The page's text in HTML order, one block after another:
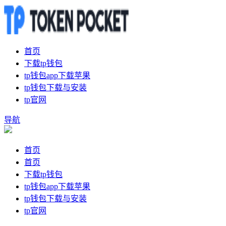
首页
下载tp钱包
tp钱包app下载苹果
tp钱包下载与安装
tp官网
导航
首页
首页
下载tp钱包
tp钱包app下载苹果
tp钱包下载与安装
tp官网